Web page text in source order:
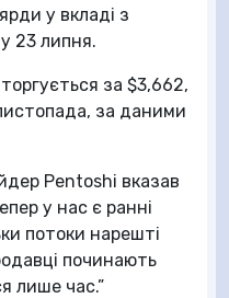
у вкладі з
23 липня.
за $3,662,
за даними
Pentoshi вказав
у нас є ранні
потоки нарешті
починають
лише час.”